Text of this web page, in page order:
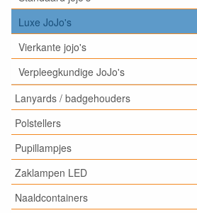
Luxe JoJo's
Vierkante jojo's
Verpleegkundige JoJo's
Lanyards / badgehouders
Polstellers
Pupillampjes
Zaklampen LED
Naaldcontainers